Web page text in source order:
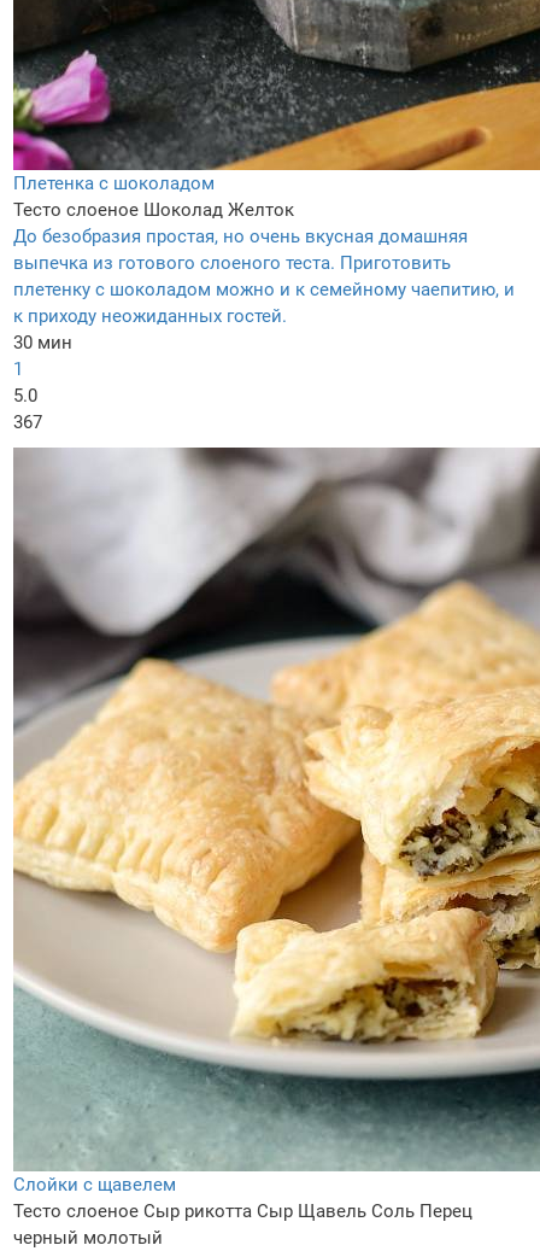
Плетенка с шоколадом
Тесто слоеное Шоколад Желток
До безобразия простая, но очень вкусная домашняя
выпечка из готового слоеного теста. Приготовить
плетенку с шоколадом можно и к семейному чаепитию, и
к приходу неожиданных гостей.
30 мин
1
5.0
367
Слойки с щавелем
Тесто слоеное Сыр рикотта Сыр Щавель Соль Перец
черный молотый